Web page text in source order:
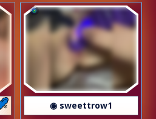
◉ sweettrow1